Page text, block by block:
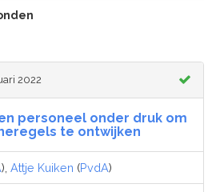
2022
personeel onder druk om
te ontwijken
), Attje Kuiken (PvdA)